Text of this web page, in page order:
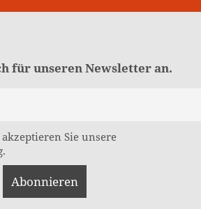
für unseren Newsletter an.
Sie unsere